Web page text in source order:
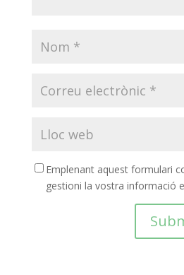
Emplenant aquest formulari
gestioni la vostra informació